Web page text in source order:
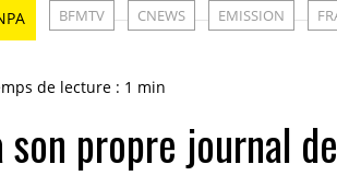
BFMTV CNEWS EMISSION
de lecture : 1 min
son propre journal